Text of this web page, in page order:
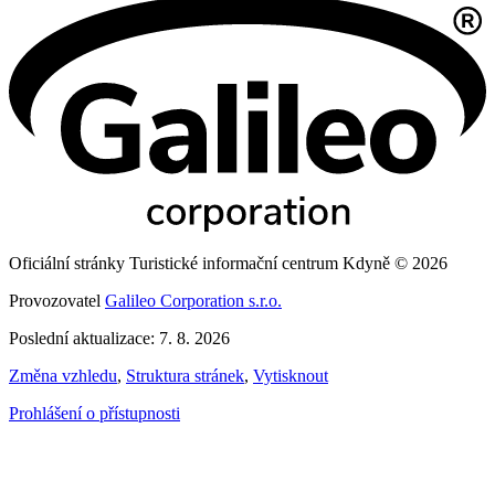
Oficiální stránky Turistické informační centrum Kdyně © 2026
Provozovatel Galileo Corporation s.r.o.
Poslední aktualizace: 7. 8. 2026
Změna vzhledu, Struktura stránek, Vytisknout
Prohlášení o přístupnosti